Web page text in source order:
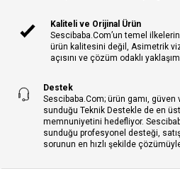
Kaliteli ve Orijinal Ürün
Sescibaba.Com’un temel
ürün kalitesini değil, Asimetrik
açısını ve çözüm odaklı
Destek
Sescibaba.Com; ürün gamı, güven
sunduğu Teknik Destekle de en
memnuniyetini hedefliyor.
sunduğu profesyonel desteği,
sorunun en hızlı şekilde